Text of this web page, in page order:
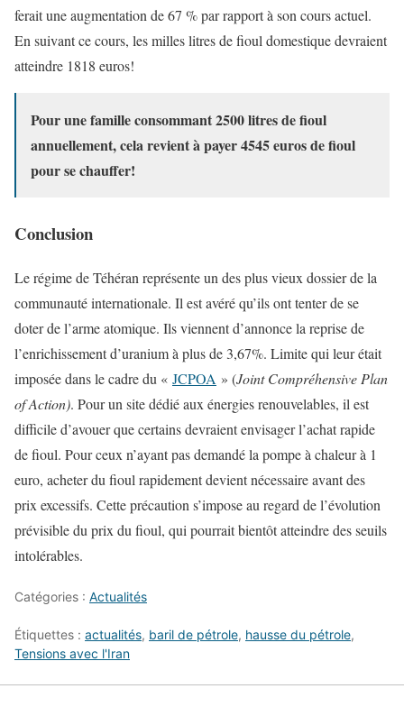
ferait une augmentation de 67 % par rapport à son cours actuel.
En suivant ce cours, les milles litres de fioul domestique devraient
atteindre 1818 euros!
Pour une famille consommant 2500 litres de fioul
annuellement, cela revient à payer 4545 euros de fioul
pour se chauffer!
Conclusion
Le régime de Téhéran représente un des plus vieux dossier de la
communauté internationale. Il est avéré qu’ils ont tenter de se
doter de l’arme atomique. Ils viennent d’annonce la reprise de
l’enrichissement d’uranium à plus de 3,67%. Limite qui leur était
imposée dans le cadre du « JCPOA » (Joint Compréhensive Plan
of Action). Pour un site dédié aux énergies renouvelables, il est
difficile d’avouer que certains devraient envisager l’achat rapide
de fioul. Pour ceux n’ayant pas demandé la pompe à chaleur à 1
euro, acheter du fioul rapidement devient nécessaire avant des
prix excessifs. Cette précaution s’impose au regard de l’évolution
prévisible du prix du fioul, qui pourrait bientôt atteindre des seuils
intolérables.
Catégories : Actualités
Étiquettes : actualités, baril de pétrole, hausse du pétrole,
Tensions avec l'Iran